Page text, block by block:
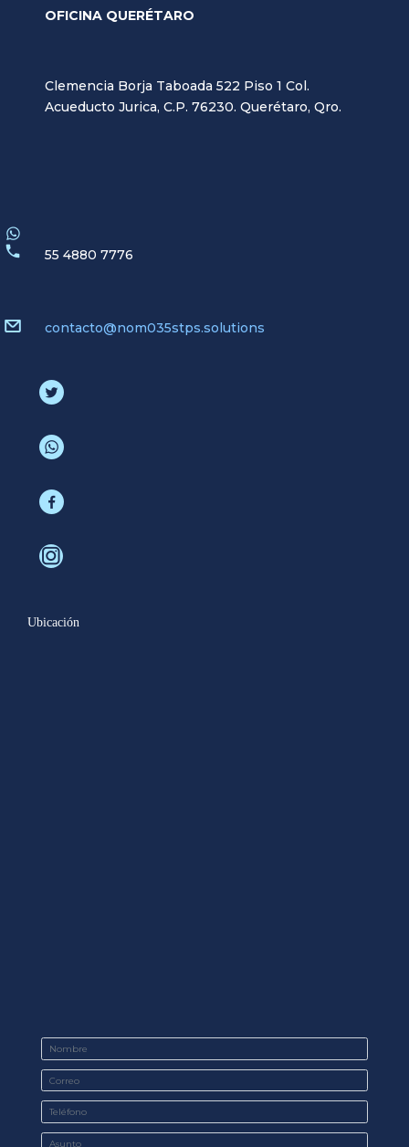
OFICINA QUERÉTARO
Clemencia Borja Taboada 522 Piso 1 Col.
Acueducto Jurica, C.P. 76230. Querétaro, Qro.
55 4880 7776
contacto@nom035stps.solutions
Ubicación